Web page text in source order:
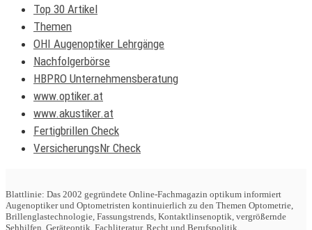
Top 30 Artikel
Themen
OHI Augenoptiker Lehrgänge
Nachfolgerbörse
HBPRO Unternehmensberatung
www.optiker.at
www.akustiker.at
Fertigbrillen Check
VersicherungsNr Check
Blattlinie: Das 2002 gegründete Online-Fachmagazin optikum informiert
Augenoptiker und Optometristen kontinuierlich zu den Themen Optometrie,
Brillenglastechnologie, Fassungstrends, Kontaktlinsenoptik, vergrößernde
Sehhilfen, Geräteoptik, Fachliteratur, Recht und Berufspolitik.